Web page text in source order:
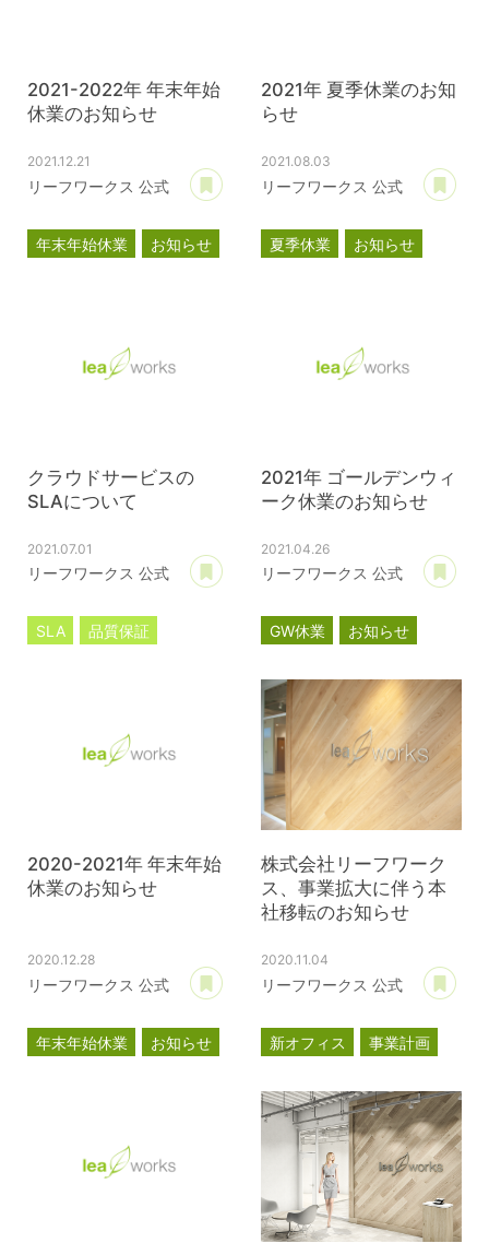
2021-2022年 年末年始
休業のお知らせ
2021.12.21
リーフワークス 公式
あとで読む
年末年始休業 お知らせ
2021年 夏季休業のお知
らせ
2021.08.03
リーフワークス 公式
夏季休業 お知らせ
クラウドサービスの
SLAについて
2021.07.01
リーフワークス 公式
あとで読む
SLA
品質保証
2021年 ゴールデンウィ
ーク休業のお知らせ
2021.04.26
リーフワークス 公式
GW休業 お知らせ
2020-2021年 年末年始
休業のお知らせ
2020.12.28
リーフワークス 公式
あとで読む
年末年始休業 お知らせ
株式会社リーフワーク
ス、事業拡大に伴う本
社移転のお知らせ
2020.11.04
リーフワークス 公式
新オフィス
事業計画